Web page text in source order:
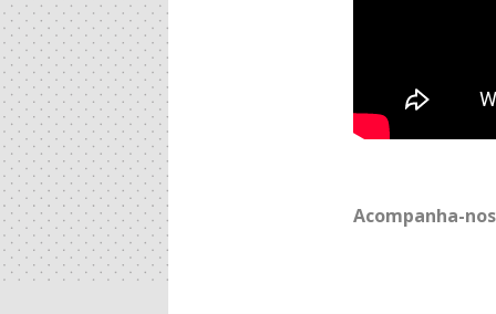
Acompanha-